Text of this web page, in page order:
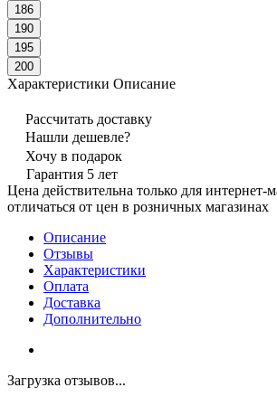
186
190
195
200
Характеристики Описание
Рассчитать доставку
Нашли дешевле?
Хочу в подарок
Гарантия 5 лет
Цена действительна только для интернет-
отличаться от цен в розничных магазинах
Описание
Отзывы
Характеристики
Оплата
Доставка
Дополнительно
Загрузка отзывов...